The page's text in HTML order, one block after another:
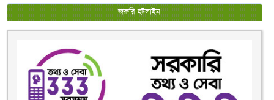
জরুরি হটলাইন